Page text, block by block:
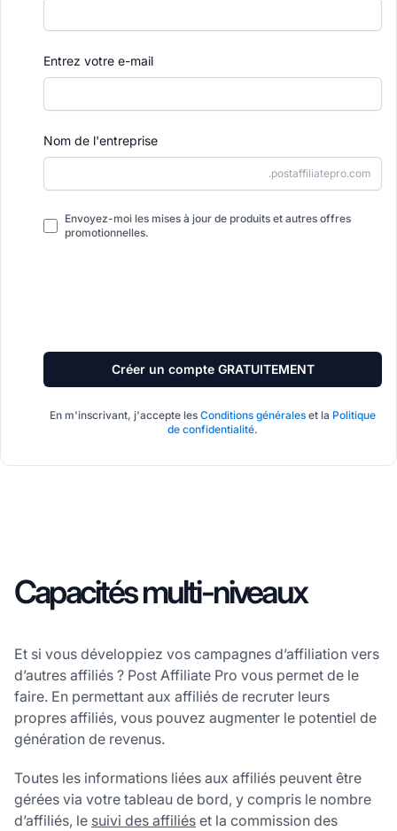
Entrez votre e-mail
Nom de l'entreprise
.postaffiliatepro.com
Envoyez-moi les mises à jour de produits et autres offres
promotionnelles.
Créer un compte GRATUITEMENT
En m'inscrivant, j'accepte les Conditions générales et la Politique
de confidentialité.
Capacités multi-niveaux
Et si vous développiez vos campagnes d’affiliation vers
d’autres affiliés ? Post Affiliate Pro vous permet de le
faire. En permettant aux affiliés de recruter leurs
propres affiliés, vous pouvez augmenter le potentiel de
génération de revenus.
Toutes les informations liées aux affiliés peuvent être
gérées via votre tableau de bord, y compris le nombre
d’affiliés, le suivi des affiliés et la commission des